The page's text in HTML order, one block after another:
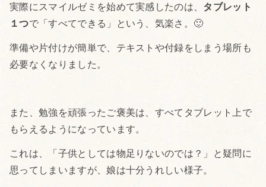
実際にスマイルゼミを始めて実感したのは、 タブレット
１つで「すべてできる」という、気楽さ。🙂
準備や片付けが簡単で、テキストや付録をしまう場所も
必要なくなりました。
また、勉強を頑張ったご褒美は、すべてタブレット上で
もらえるようになっています。
これは、「子供としては物足りないのでは？」と疑問に
思ってしまいますが、娘は十分うれしい様子。